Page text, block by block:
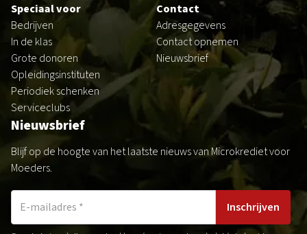
Speciaal voor
Bedrijven
In de klas
Grote donoren
Opleidingsinstituten
Periodiek schenken
Serviceclubs
Contact
Adresgegevens
Contact opnemen
Nieuwsbrief
Nieuwsbrief
Blijf op de hoogte van het laatste nieuws van Microkrediet voor
Moeders.
Inschrijven